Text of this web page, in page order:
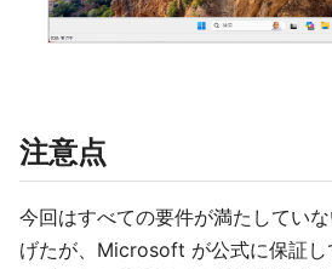
注意点
今回はすべての要件が満たしてい
げたが、Microsoft が公式に保証し